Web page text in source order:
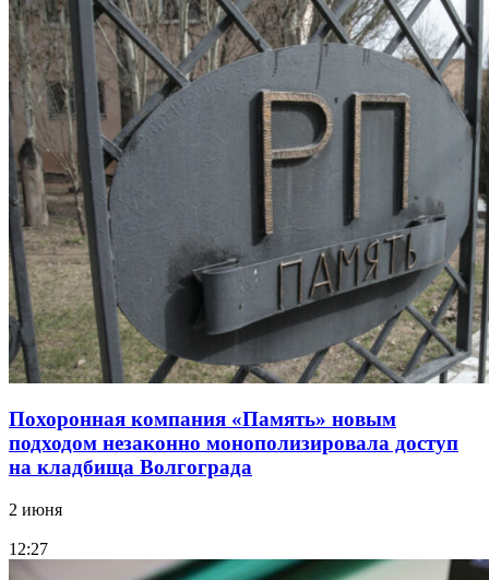
Похоронная компания «Память» новым
подходом незаконно монополизировала доступ
на кладбища Волгограда
2 июня
12:27